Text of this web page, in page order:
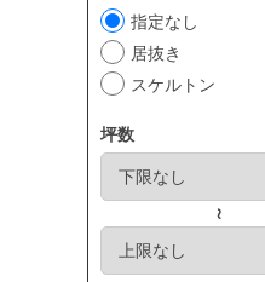
指定なし
居抜き
スケルトン
坪数
～